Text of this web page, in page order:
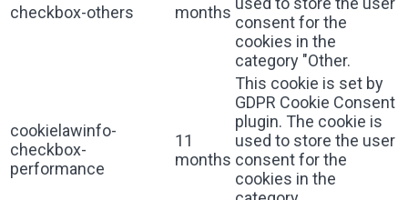
checkbox-others
months
consent for the
cookies in the
category "Other.
cookielawinfo-
checkbox-
performance
11
months
This cookie is set by
GDPR Cookie Consent
plugin. The cookie is
used to store the user
consent for the
cookies in the